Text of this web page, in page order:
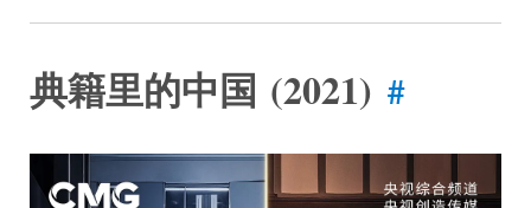
典籍里的中国 (2021) #